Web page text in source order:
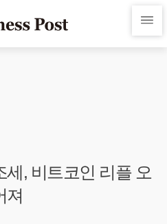
, 비트코인 리플 오
져